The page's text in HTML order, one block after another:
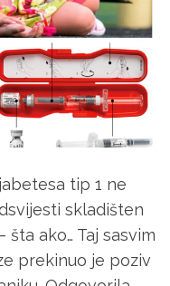
tip 1 ne
skladišten
ako… Taj sasvim
prekinuo je poziv